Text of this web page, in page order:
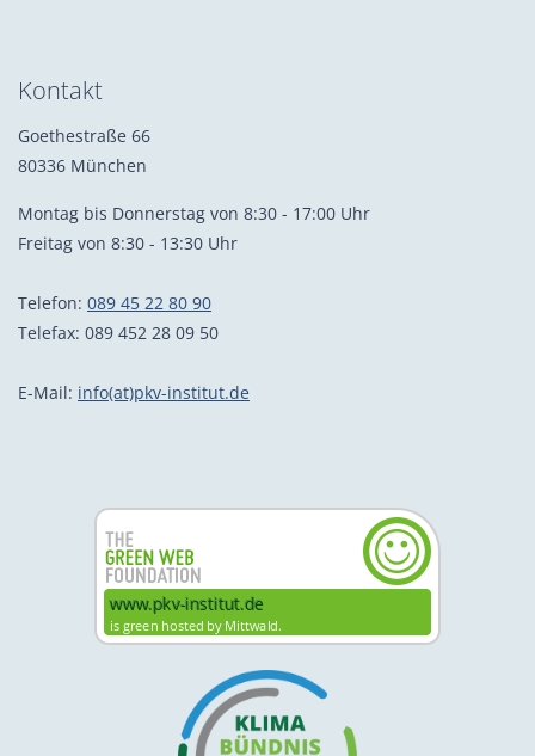
Kontakt
Goethestraße 66
80336 München
Montag bis Donnerstag von 8:30 - 17:00 Uhr
Freitag von 8:30 - 13:30 Uhr
Telefon: 089 45 22 80 90
Telefax: 089 452 28 09 50
E-Mail: info(at)pkv-institut.de